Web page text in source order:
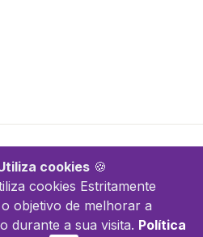
cookies 🍪
cookies Estritamente
objetivo de melhorar a
durante a sua visita. Política
os direitos reservados